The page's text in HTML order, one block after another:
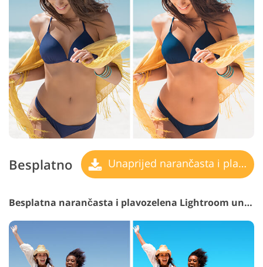
Besplatno Unaprijed narančasta i plavozelena
Besplatna narančasta i plavozelena Lightroom unaprijed postavljena #8 "Darken"